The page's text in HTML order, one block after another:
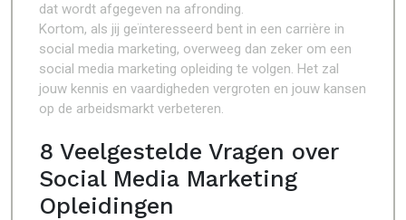
dat wordt afgegeven na afronding.
Kortom, als jij geïnteresseerd bent in een carrière in
social media marketing, overweeg dan zeker om een
social media marketing opleiding te volgen. Het zal
jouw kennis en vaardigheden vergroten en jouw kansen
op de arbeidsmarkt verbeteren.
8 Veelgestelde Vragen over
Social Media Marketing
Opleidingen